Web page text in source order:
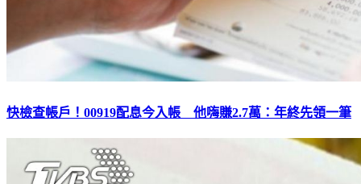
快檢查帳戶！00919配息今入帳 他嗨賺2.7萬：年終先領一筆